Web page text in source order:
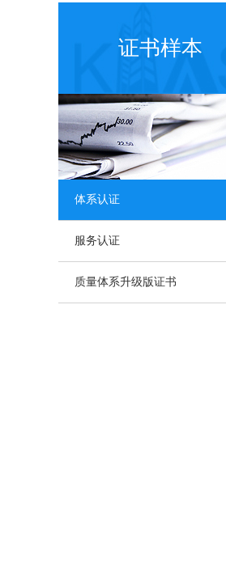
证书样本
体系认证
服务认证
质量体系升级版证书